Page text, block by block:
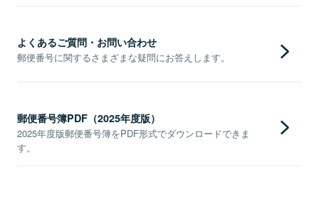
よくあるご質問・お問い合わせ
郵便番号に関するさまざまな疑問にお答えします。
郵便番号簿PDF（2025年度版）
2025年度版郵便番号簿をPDF形式でダウンロードできま
す。